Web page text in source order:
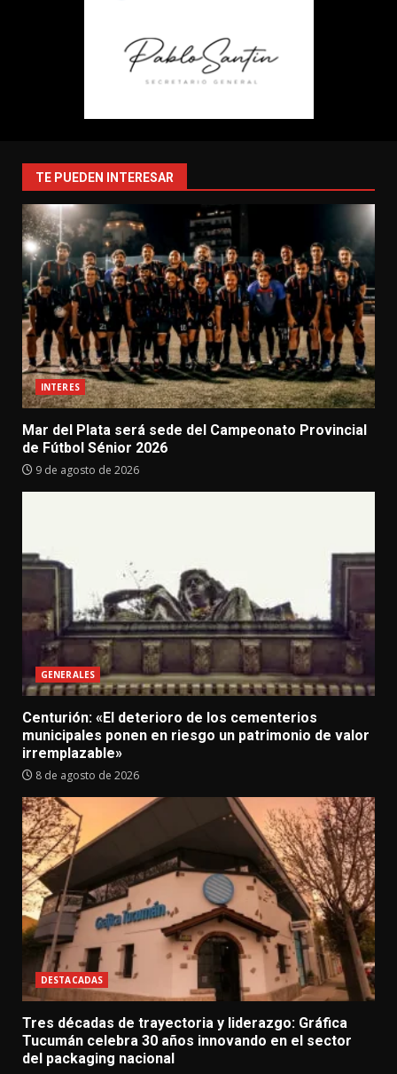
TE PUEDEN INTERESAR
INTERES
Mar del Plata será sede del Campeonato Provincial
de Fútbol Sénior 2026
9 de agosto de 2026
GENERALES
Centurión: «El deterioro de los cementerios
municipales ponen en riesgo un patrimonio de valor
irremplazable»
8 de agosto de 2026
DESTACADAS
Tres décadas de trayectoria y liderazgo: Gráfica
Tucumán celebra 30 años innovando en el sector
del packaging nacional